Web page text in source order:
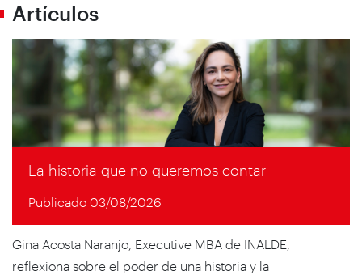
Artículos
La historia que no queremos contar
Publicado 03/08/2026
Gina Acosta Naranjo, Executive MBA de INALDE,
reflexiona sobre el poder de una historia y la